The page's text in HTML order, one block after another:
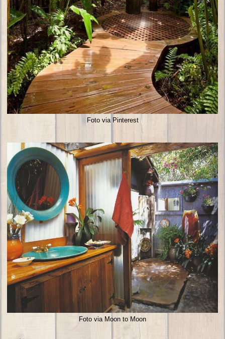
Foto via Pinterest
Foto via Moon to Moon